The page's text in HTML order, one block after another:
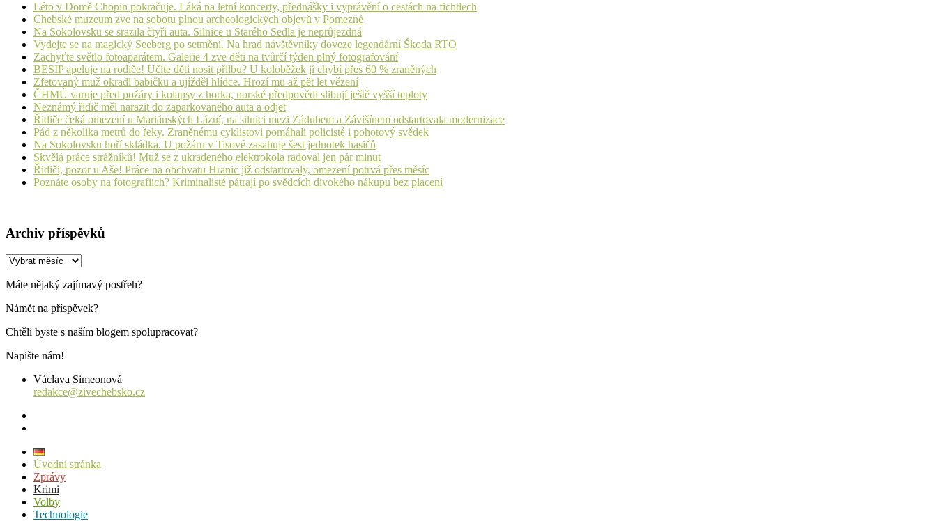
Léto v Domě Chopin pokračuje. Láká na letní koncerty, přednášky i vyprávění o cestách na fichtlech
Chebské muzeum zve na sobotu plnou archeologických objevů v Pomezné
Na Sokolovsku se srazila čtyři auta. Silnice u Starého Sedla je neprůjezdná
Vydejte se na magický Seeberg po setmění. Na hrad návštěvníky doveze legendární Škoda RTO
Zachyťte světlo fotoaparátem. Galerie 4 zve děti na tvůrčí týden plný fotografování
BESIP apeluje na rodiče! Učíte děti nosit přilbu? U koloběžek jí chybí přes 60 % zraněných
Zfetovaný muž okradl babičku a ujížděl hlídce. Hrozí mu až pět let vězení
ČHMÚ varuje před požáry i kolapsy z horka, norské předpovědi slibují ještě vyšší teploty
Neznámý řidič měl narazit do zaparkovaného auta a odjet
Řidiče čeká omezení u Mariánských Lázní, na silnici mezi Zádubem a Závišínem odstartovala modernizace
Pád z několika metrů do řeky. Zraněnému cyklistovi pomáhali policisté i pohotový svědek
Na Sokolovsku hoří skládka. U požáru v Tisové zasahuje šest jednotek hasičů
Skvělá práce strážníků! Muž se z ukradeného elektrokola radoval jen pár minut
Řidiči, pozor u Aše! Práce na obchvatu Hranic již odstartovaly, omezení potrvá přes měsíc
Poznáte osoby na fotografiích? Kriminalisté pátrají po svědcích divokého nákupu bez placení
Archiv příspěvků
Archiv
Máte nějaký zajímavý postřeh?
Námět na příspěvek?
Chtěli byste s naším blogem spolupracovat?
Napište nám!
Václava Simeonová
redakce@zivechebsko.cz
Úvodní stránka
Zprávy
Krimi
Volby
Technologie